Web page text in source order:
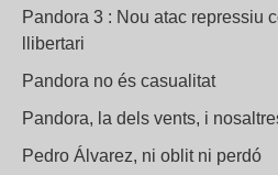
Pandora 3 : Nou atac repressiu
llibertari
Pandora no és casualitat
Pandora, la dels vents, i
Pedro Álvarez, ni oblit ni perdó